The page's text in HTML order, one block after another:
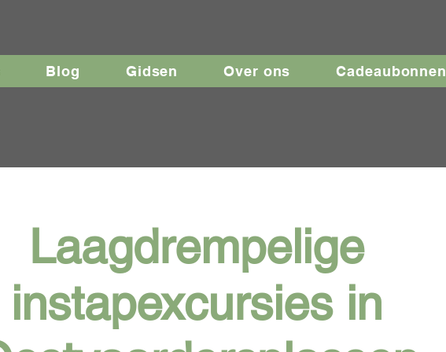
Blog Gidsen Over ons Cadeaubonnen
Laagdrempelige
instapexcursies in